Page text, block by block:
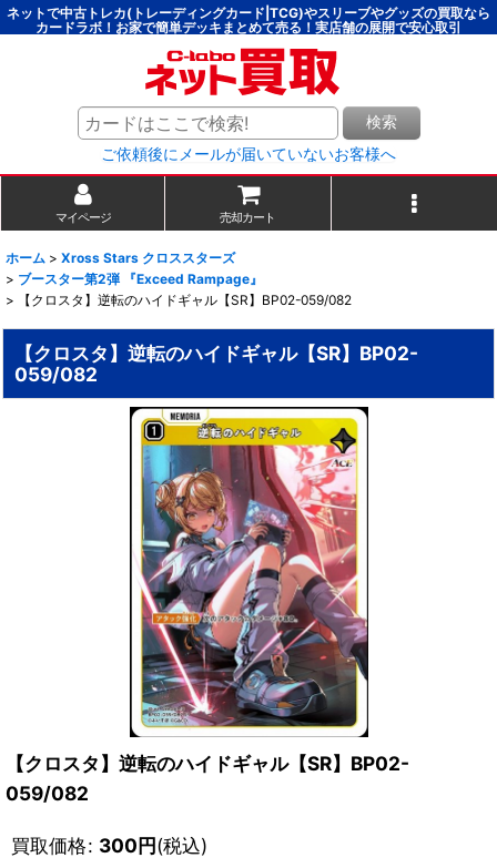
ネットで中古トレカ(トレーディングカード|TCG)やスリーブやグッズの買取なら
カードラボ！お家で簡単デッキまとめて売る！実店舗の展開で安心取引
検索
ご依頼後にメールが届いていないお客様へ
マイページ 売却カート
ホーム > Xross Stars クロススターズ
> ブースター第2弾 『Exceed Rampage』
>
【クロスタ】逆転のハイドギャル【SR】BP02-059/082
【クロスタ】逆転のハイドギャル【SR】BP02-
059/082
【クロスタ】逆転のハイドギャル【SR】BP02-
059/082
買取価格: 300円(税込)